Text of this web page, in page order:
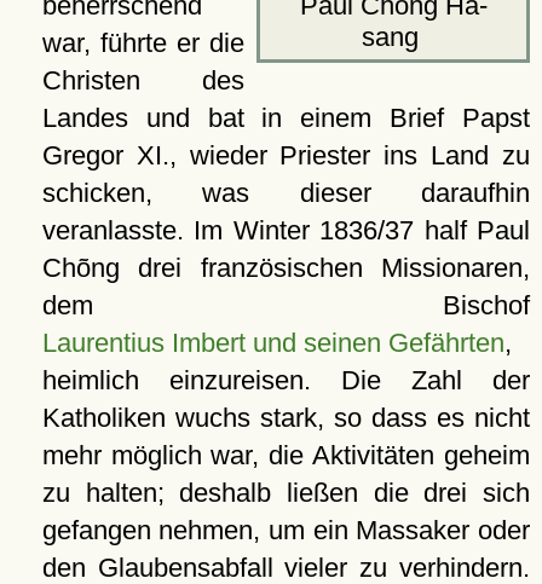
sang
war, führte er die
Christen des
Landes und bat in einem Brief Papst
Gregor XI., wieder Priester ins Land zu
schicken, was dieser daraufhin
veranlasste. Im Winter 1836/37 half Paul
Chõng drei französischen Missionaren,
dem Bischof
Laurentius Imbert und seinen Gefährten,
heimlich einzureisen. Die Zahl der
Katholiken wuchs stark, so dass es nicht
mehr möglich war, die Aktivitäten geheim
zu halten; deshalb ließen die drei sich
gefangen nehmen, um ein Massaker oder
den Glaubensabfall vieler zu verhindern.